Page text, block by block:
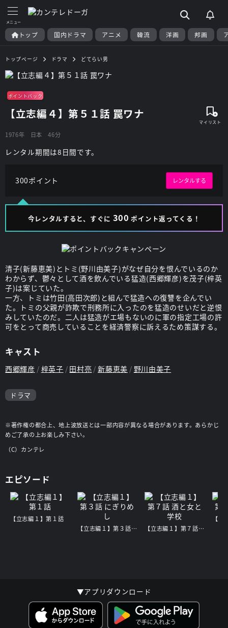
トップ 国内ドラマ アニメ 韓流 洋画 邦画
トップページ ドラマ どてらい男
ポイントバック
【立志編４】第５１話 罠ワナ
1976年 日本 46分
レンタル期間は8日間です。
300ポイント レンタルする
今レンタルすると、すぐに 300 ポイント返ってくる！
清子(新藤恵美)とトミ(野川由美子)がなぜ自分を恨んでいるのか
わからず、鬱々として酒を飲んでいる猛造(西郷輝彦)を茂子(梓英
子)は案じていた。
一方、トミは竹田(高田次郎)と組んで猛造への復讐を企んでい
た。トミの父親が詐欺で刑務所に入ったのを猛造のせいだと逆恨
みしていたのだ。二人は猛造がエ場もないのに軍の指定工場の許
可をとって商売していることを経済警察に訴えるため策謀する。
キャスト
西郷輝彦 梓英子 田村亮 新藤恵美 野川由美子
ドラマ
※著作権の都合上、地上波放送とは一部内容が異なる場合があります。あらかじ
めご了承の上お楽しみ下さい。
（C）カンテレ
エピソード
【立志編１】第１話
【立志編１】第３話 にぎりめし
【立志編１】第７話 酒と女と学校
▼アプリダウンロード